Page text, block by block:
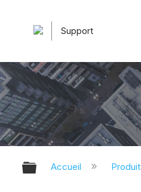
Support
Développer/
Accueil